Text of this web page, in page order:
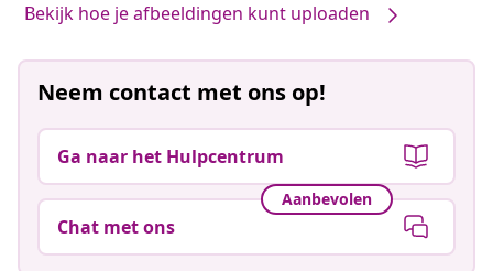
Bekijk hoe je afbeeldingen kunt uploaden
Neem contact met ons op!
Ga naar het Hulpcentrum
Aanbevolen
Chat met ons